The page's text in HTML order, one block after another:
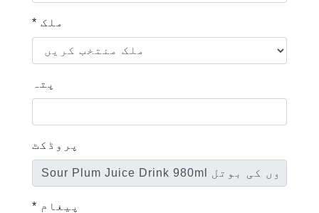
* ملک
پتہ
پروڈکٹ
* پیغام